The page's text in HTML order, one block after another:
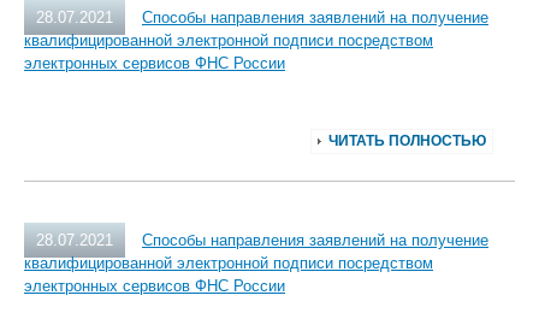
28.07.2021
Способы направления заявлений на получение
квалифицированной электронной подписи посредством
электронных сервисов ФНС России
ЧИТАТЬ ПОЛНОСТЬЮ
28.07.2021
Способы направления заявлений на получение
квалифицированной электронной подписи посредством
электронных сервисов ФНС России